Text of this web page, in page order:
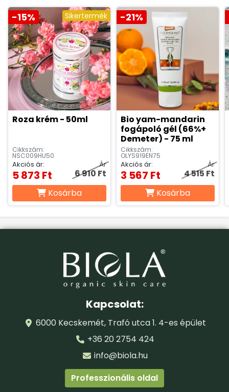
ALKALMAZÁSA:
10 liter fürdetővízben 10 ml – 20 ml mennyiséget
eloszlatunk, és a fürdőzést követően langyos vízzel
leöblítjük a baba bőrét. Mindennapi használatra.
CSALÁDI VÁLLALKOZÁSUNK ÁLTAL KECSKEMÉTEN
FEJLESZTETT ÉS GYÁRTOTT TERMÉK.
A világhírű biológus, főemlőskutató Dr. Jane Goodall
magyarországi intézetének rendszeres
támogatójaként elkötelezettek vagyunk a környezet
-15% Sikertermék
Roza krém - 50ml
Cikkszám:
NSC009HU50
Akciós ár:
5 873 Ft
Ár
6 910 Ft
Kosárba
-21%
Bio yam-mandarin
fogápoló gél (66%+
Demeter) - 75 ml
Cikkszám:
OLYS919EN75
Akciós ár:
3 567 Ft
Ár
4 515 Ft
Kosárba
Kapcsolat:
6000 Kecskemét, Trafó utca 1. 4-es épület
+36 20 2754 424
info@biola.hu
Professzionális oldal